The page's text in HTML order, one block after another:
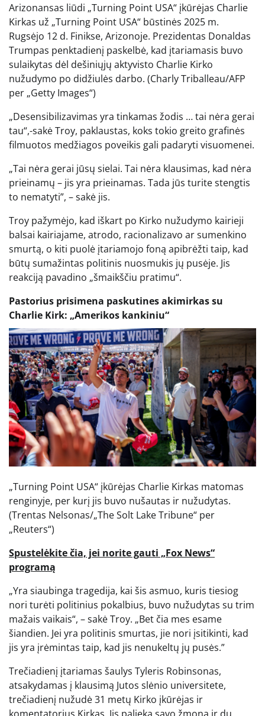
Arizonansas liūdi „Turning Point USA“ įkūrėjas Charlie
Kirkas už „Turning Point USA“ būstinės 2025 m.
Rugsėjo 12 d. Finikse, Arizonoje. Prezidentas Donaldas
Trumpas penktadienį paskelbė, kad įtariamasis buvo
sulaikytas dėl dešiniųjų aktyvisto Charlie Kirko
nužudymo po didžiulės darbo. (Charly Triballeau/AFP
per „Getty Images“)
„Desensibilizavimas yra tinkamas žodis … tai nėra gerai
tau“,-sakė Troy, paklaustas, koks tokio greito grafinės
filmuotos medžiagos poveikis gali padaryti visuomenei.
„Tai nėra gerai jūsų sielai. Tai nėra klausimas, kad nėra
prieinamų – jis yra prieinamas. Tada jūs turite stengtis
to nematyti”, – sakė jis.
Troy pažymėjo, kad iškart po Kirko nužudymo kairieji
balsai kairiajame, atrodo, racionalizavo ar sumenkino
smurtą, o kiti puolė įtariamojo foną apibrėžti taip, kad
būtų sumažintas politinis nuosmukis jų pusėje. Jis
reakciją pavadino „šmaikščiu pratimu“.
Pastorius prisimena paskutines akimirkas su
Charlie Kirk: „Amerikos kankiniu“
„Turning Point USA“ įkūrėjas Charlie Kirkas matomas
renginyje, per kurį jis buvo nušautas ir nužudytas.
(Trentas Nelsonas/„The Solt Lake Tribune“ per
„Reuters“)
Spustelėkite čia, jei norite gauti „Fox News“
programą
„Yra siaubinga tragedija, kai šis asmuo, kuris tiesiog
nori turėti politinius pokalbius, buvo nužudytas su trim
mažais vaikais“, – sakė Troy. „Bet čia mes esame
šiandien. Jei yra politinis smurtas, jie nori įsitikinti, kad
jis yra įrėmintas taip, kad jis nenukeltų jų pusės.”
Trečiadienį įtariamas šaulys Tyleris Robinsonas,
atsakydamas į klausimą Jutos slėnio universitete,
trečiadienį nužudė 31 metų Kirko įkūrėjas ir
komentatorius Kirkas. Jis palieka savo žmoną ir du